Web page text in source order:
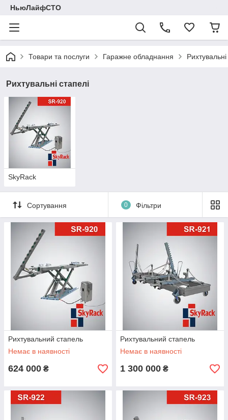
НьюЛайфСТО
Товари та послуги Гаражне обладнання
Рихтувальні стапелі
SkyRack
Сортування 0 Фільтри
Рихтувальний стапель
Немає в наявності
624 000 ₴
Рихтувальний стапель
Немає в наявності
1 300 000 ₴